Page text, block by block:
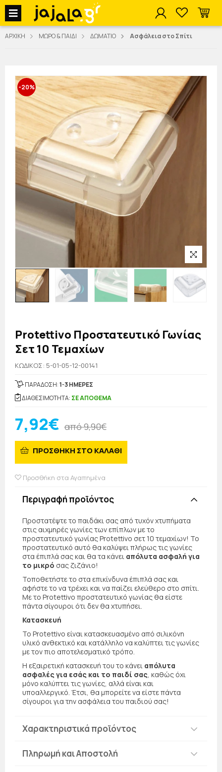
jajala Menu
ΑΡΧΙΚΗ ΜΩΡΟ & ΠΑΙΔΙ ΔΩΜΑΤΙΟ Ασφάλεια στο Σπίτι
-20%
Protettivo Προστατευτικό Γωνίας
Σετ 10 Τεμαχίων
KΩΔΙΚΟΣ: 5-01-05-12-00141
ΠΑΡΑΔΟΣΗ:1-3 ΗΜΕΡΕΣ
ΔΙΑΘΕΣΙΜΟΤΗΤΑ: ΣΕ ΑΠΟΘΕΜΑ
7,92€ από 9,90€
ΠΡΟΣΘΗΚΗ ΣΤΟ ΚΑΛΑΘΙ
Προσθήκη στα Αγαπημένα
Περιγραφή προϊόντος
Προστατέψτε το παιδάκι σας από τυχόν χτυπήματα
στις αιχμηρές γωνίες των επίπλων με το
προστατευτικό γωνίας Protettivo σετ 10 τεμαχίων! Το
προστατευτικό αυτό θα καλύψει πλήρως τις γωνίες
στα έπιπλά σας και θα τα κάνει απόλυτα ασφαλή για
το μικρό σας ζιζάνιο!
Τοποθετήστε το στα επικίνδυνα έπιπλά σας και
αφήστε το να τρέχει και να παίζει ελεύθερο στο σπίτι.
Με το Protettivo προστατευτικό γωνίας θα είστε
πάντα σίγουροι ότι δεν θα χτυπήσει.
Κατασκευή
Το Protettivo είναι κατασκευασμένο από σιλικόνη
υλικό ανθεκτικό και κατάλληλο να καλύπτει τις γωνίες
με τον πιο αποτελεσματικό τρόπο.
Η εξαιρετική κατασκευή του το κάνει απόλυτα
ασφαλές για εσάς και το παιδί σας , καθώς όχι
μόνο καλύπτει τις γωνίες, αλλά είναι και
υποαλλεργικό. Έτσι, θα μπορείτε να είστε πάντα
σίγουροι για την ασφάλεια του παιδιού σας!
Χαρακτηριστικά προϊόντος
Πληρωμή και Αποστολή